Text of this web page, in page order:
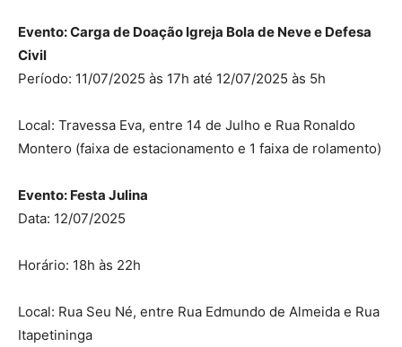
Evento: Carga de Doação Igreja Bola de Neve e Defesa
Civil
Período: 11/07/2025 às 17h até 12/07/2025 às 5h
Local: Travessa Eva, entre 14 de Julho e Rua Ronaldo
Montero (faixa de estacionamento e 1 faixa de rolamento)
Evento: Festa Julina
Data: 12/07/2025
Horário: 18h às 22h
Local: Rua Seu Né, entre Rua Edmundo de Almeida e Rua
Itapetininga